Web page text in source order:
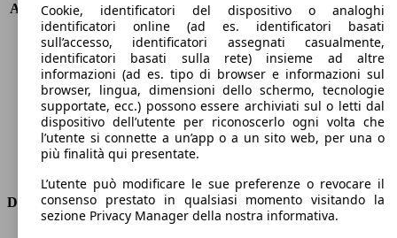
Accelerazione (0-100 km/h)
9.0s
Velocità massima (km/h)
211 km/h
Numero di marce
7
Coppia
190 nm
Cilindrata
999 ccm
Carburante
Elettrica/Benzina
Cilindri
Trasmissione
Automatico
Tipo di trazione
Dimensioni
Cookie, identificatori del dispositivo o analoghi
identificatori online (ad es. identificatori basati
sull’accesso, identificatori assegnati casualmente,
identificatori basati sulla rete) insieme ad altre
informazioni (ad es. tipo di browser e informazioni sul
browser, lingua, dimensioni dello schermo, tecnologie
supportate, ecc.) possono essere archiviati sul o letti dal
dispositivo dell’utente per riconoscerlo ogni volta che
l’utente si connette a un’app o a un sito web, per una o
più finalità qui presentate.
L’utente può modificare le sue preferenze o revocare il
consenso prestato in qualsiasi momento visitando la
sezione Privacy Manager della nostra informativa.